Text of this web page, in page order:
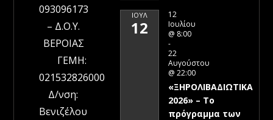
093096173
– Δ.Ο.Υ.
ΒΕΡΟΙΑΣ
ΓΕΜΗ:
021532826000
Δ/νση:
Βενιζέλου
ΙΟΎΛ
12
12
Ιουλίου
@ 8:00
-
22
Αυγούστου
@ 22:00
«ΞΗΡΟΛΙΒΑΔΙΩΤΙΚΑ
2026» – To
πρόγραμμα των